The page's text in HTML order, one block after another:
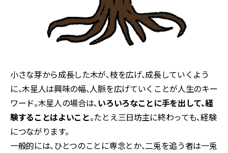
小さな芽から成長した木が、枝を広げ、成長していくよう
に、木星人は興味の幅、人脈を広げていくことが人生のキー
ワード。木星人の場合は、いろいろなことに手を出して、経
験することはよいこと。たとえ三日坊主に終わっても、経験
につながります。
一般的には、ひとつのことに専念とか、二兎を追う者は一兎